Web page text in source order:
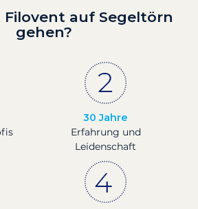
auf Segeltörn
gehen?
30 Jahre
Erfahrung und
Leidenschaft